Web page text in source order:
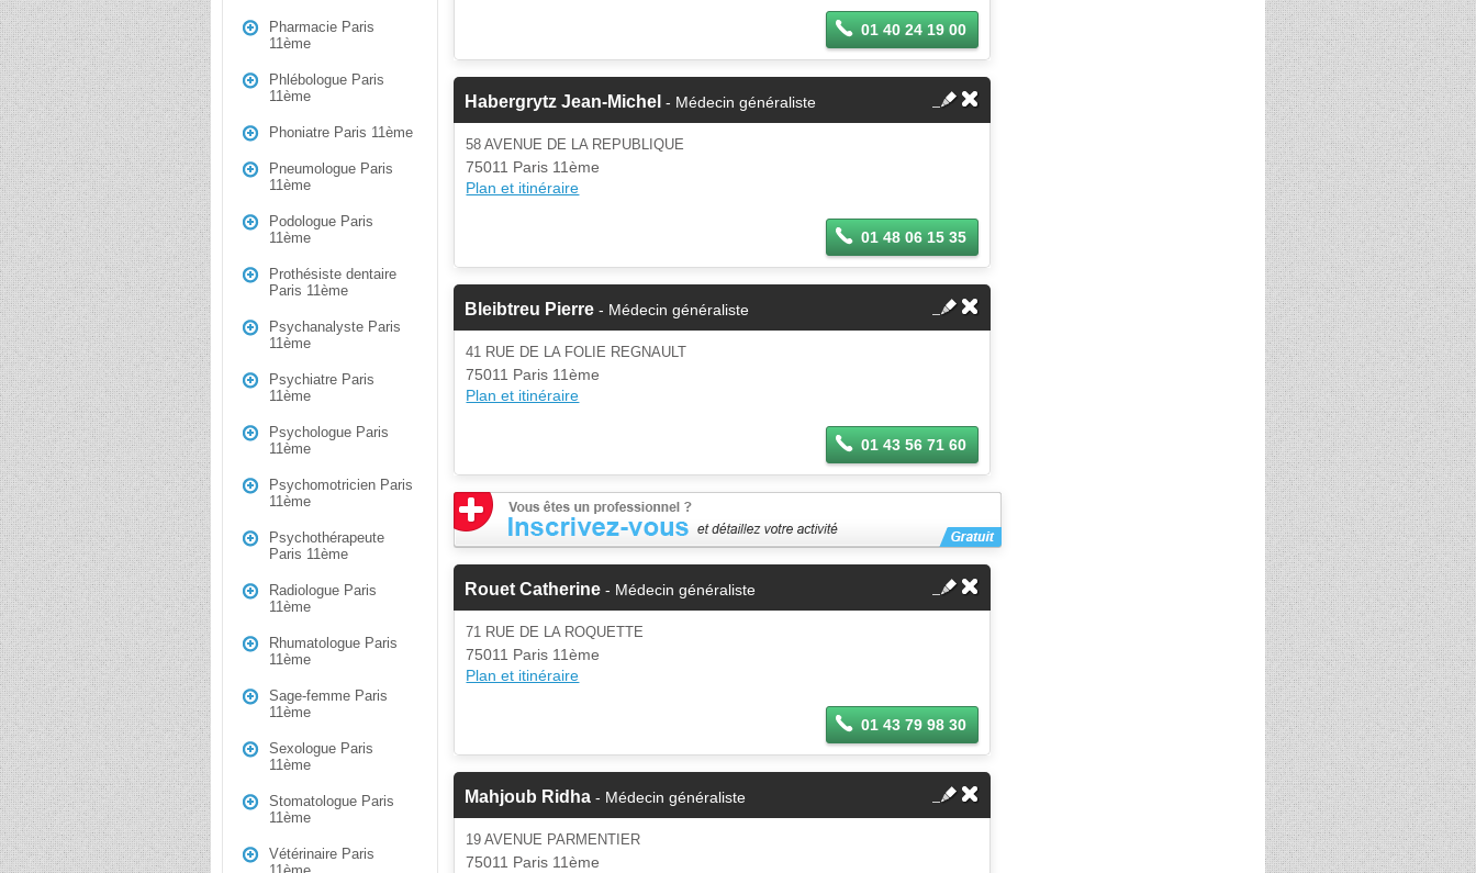
Pharmacie Paris
11ème
Phlébologue Paris
11ème
Phoniatre Paris 11ème
Pneumologue Paris
11ème
Podologue Paris
11ème
Prothésiste dentaire
Paris 11ème
Psychanalyste Paris
11ème
Psychiatre Paris
11ème
Psychologue Paris
11ème
Psychomotricien Paris
11ème
Psychothérapeute
Paris 11ème
Radiologue Paris
11ème
Rhumatologue Paris
11ème
Sage-femme Paris
11ème
Sexologue Paris
11ème
Stomatologue Paris
11ème
Vétérinaire Paris
01 40 24 19 00
Habergrytz Jean-Michel - Médecin généraliste
58 AVENUE DE LA REPUBLIQUE
75011 Paris 11ème
Plan et itinéraire
01 48 06 15 35
Bleibtreu Pierre - Médecin généraliste
41 RUE DE LA FOLIE REGNAULT
75011 Paris 11ème
Plan et itinéraire
01 43 56 71 60
Rouet Catherine - Médecin généraliste
71 RUE DE LA ROQUETTE
75011 Paris 11ème
Plan et itinéraire
01 43 79 98 30
Mahjoub Ridha - Médecin généraliste
19 AVENUE PARMENTIER
75011 Paris 11ème